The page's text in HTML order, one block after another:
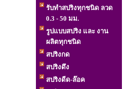
รับทำสปริงทุกชนิด ลวด
0.3 - 50 มม.
รูปแบบสปริง และ งาน
ผลิตทุกชนิด
สปริงกด
สปริงดึง
สปริงดีด-ล๊อค